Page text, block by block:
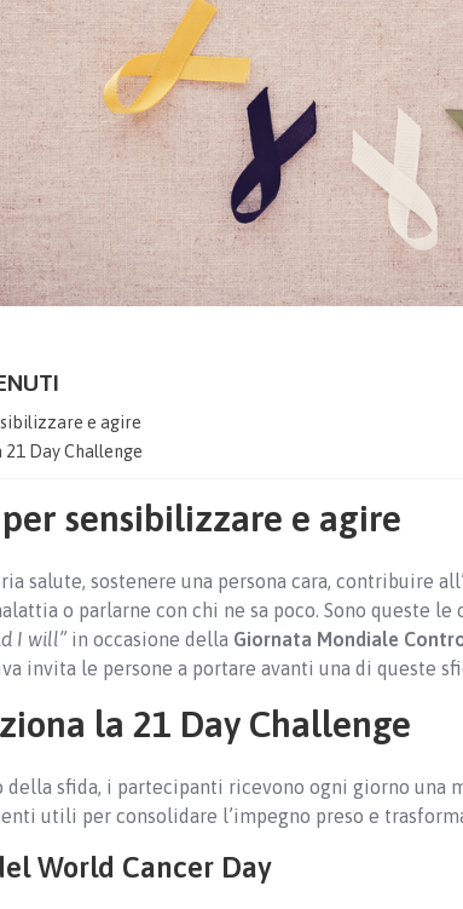
e agire
Day Challenge
sensibilizzare e agire
salute, sostenere una persona cara, contribuire
o parlarne con chi ne sa poco. Sono queste
I will” in occasione della Giornata Mondiale
invita le persone a portare avanti una di queste
la 21 Day Challenge
sfida, i partecipanti ricevono ogni giorno una
utili per consolidare l’impegno preso e
World Cancer Day